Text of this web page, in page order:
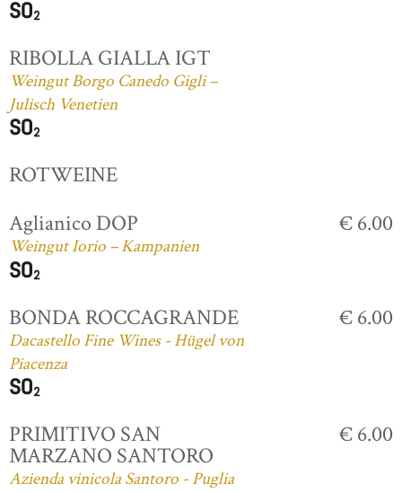
RIBOLLA GIALLA IGT
Weingut Borgo Canedo Gigli –
Julisch Venetien
ROTWEINE
Aglianico DOP
Weingut Iorio – Kampanien
€ 6.00
BONDA ROCCAGRANDE
Dacastello Fine Wines - Hügel von
Piacenza
€ 6.00
PRIMITIVO SAN
MARZANO SANTORO
Azienda vinicola Santoro - Puglia
€ 6.00